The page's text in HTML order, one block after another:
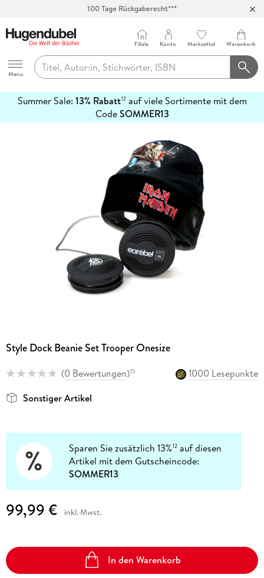
100 Tage Rückgaberecht***
Hugendubel
Menu
Filiale Konto Merkzettel Warenkorb
Summer Sale: 13% Rabatt12auf viele Sortimente mit dem
CodeSOMMER13
erfahren
Style Dock Beanie Set Trooper Onesize
(0 Bewertungen)15
1000 Lesepunkte
Sonstiger Artikel
Sparen Sie zusätzlich 13%12 auf diesen
Artikel mit dem Gutscheincode:
SOMMER13
99,99 € inkl. Mwst.
In den Warenkorb